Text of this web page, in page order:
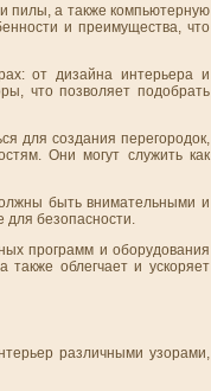
пилы, а также компьютерную
и преимущества, что
от дизайна интерьера и
что позволяет подобрать
для создания перегородок,
Они могут служить как
быть внимательными и
безопасности.
программ и оборудования
облегчает и ускоряет
различными узорами,